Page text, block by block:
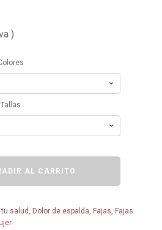
)
Tallas
AL CARRITO
tu salud , Dolor de espalda, Fajas, Fajas